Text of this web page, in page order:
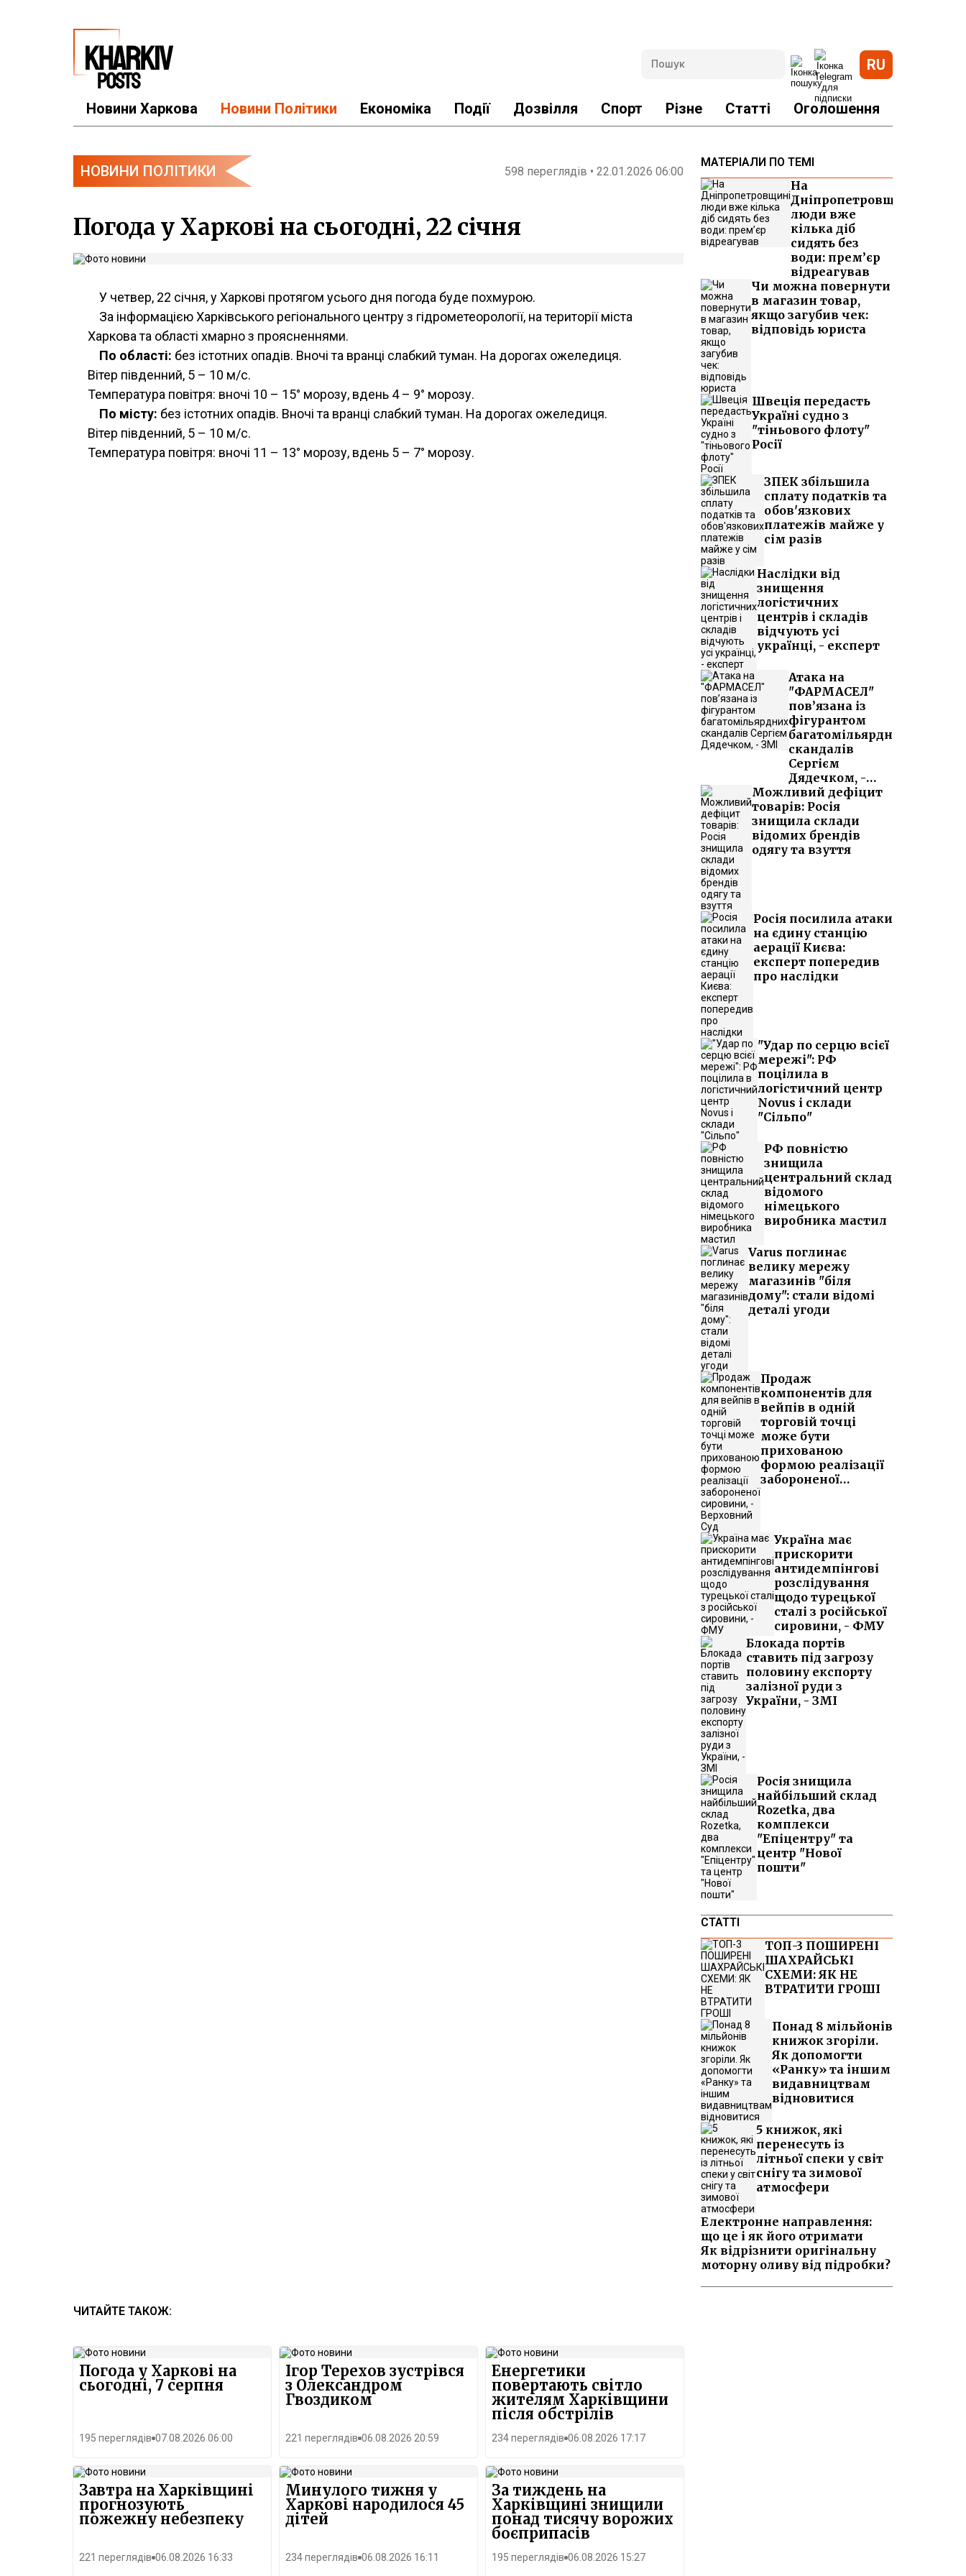
RU
Новини Харкова Новини Політики Економіка Події Дозвілля Спорт Різне Статті Оголошення
НОВИНИ ПОЛІТИКИ 598 переглядів • 22.01.2026 06:00
Погода у Харкові на сьогодні, 22 січня
У четвер, 22 січня, у Харкові протягом усього дня погода буде похмурою.
За інформацією Харківського регіонального центру з гідрометеорології, на території міста
Харкова та області хмарно з проясненнями.
По області: без істотних опадів. Вночі та вранці слабкий туман. На дорогах ожеледиця.
Вітер південний, 5 – 10 м/с.
Температура повітря: вночі 10 – 15° морозу, вдень 4 – 9° морозу.
По місту: без істотних опадів. Вночі та вранці слабкий туман. На дорогах ожеледиця.
Вітер південний, 5 – 10 м/с.
Температура повітря: вночі 11 – 13° морозу, вдень 5 – 7° морозу.
МАТЕРІАЛИ ПО ТЕМІ
На
Дніпропетровщині
люди вже
кілька діб
сидять без
води: прем’єр
відреагував
Чи можна повернути
в магазин товар,
якщо загубив чек:
відповідь юриста
Швеція передасть
Україні судно з
"тіньового флоту"
Росії
ЗПЕК збільшила
сплату податків та
обов'язкових
платежів майже у
сім разів
Наслідки від
знищення
логістичних
центрів і складів
відчують усі
українці, - експерт
Атака на
"ФАРМАСЕЛ"
пов’язана із
фігурантом
багатомільярдних
скандалів
Сергієм
Дядечком, -
ЗМІ
Можливий дефіцит
товарів: Росія
знищила склади
відомих брендів
одягу та взуття
Росія посилила атаки
на єдину станцію
аерації Києва:
експерт попередив
про наслідки
"Удар по серцю всієї
мережі": РФ
поцілила в
логістичний центр
Novus і склади
"Сільпо"
РФ повністю
знищила
центральний склад
відомого
німецького
виробника мастил
Varus поглинає
велику мережу
магазинів "біля
дому": стали відомі
деталі угоди
Продаж
компонентів для
вейпів в одній
торговій точці
може бути
прихованою
формою реалізації
забороненої
Україна має
прискорити
антидемпінгові
розслідування
щодо турецької
сталі з російської
сировини, - ФМУ
Блокада портів
ставить під загрозу
половину експорту
залізної руди з
України, - ЗМІ
Росія знищила
найбільший склад
Rozetka, два
комплекси
"Епіцентру" та
центр "Нової
пошти"
СТАТТІ
ТОП-3 ПОШИРЕНІ
ШАХРАЙСЬКІ
СХЕМИ: ЯК НЕ
ВТРАТИТИ ГРОШІ
Понад 8 мільйонів
книжок згоріли.
Як допомогти
«Ранку» та іншим
видавництвам
відновитися
5 книжок, які
перенесуть із
літньої спеки у світ
снігу та зимової
атмосфери
Електронне направлення:
що це і як його отримати
Як відрізнити оригінальну
моторну оливу від підробки?
ЧИТАЙТЕ ТАКОЖ:
Погода у Харкові на
сьогодні, 7 серпня
195 переглядів 07.08.2026 06:00
Ігор Терехов зустрівся
з Олександром
Гвоздиком
221 переглядів 06.08.2026 20:59
Енергетики
повертають світло
жителям Харківщини
після обстрілів
234 переглядів 06.08.2026 17:17
Завтра на Харківщині
прогнозують
пожежну небезпеку
221 переглядів 06.08.2026 16:33
Минулого тижня у
Харкові народилося 45
дітей
234 переглядів 06.08.2026 16:11
За тиждень на
Харківщині знищили
понад тисячу ворожих
боєприпасів
195 переглядів 06.08.2026 15:27